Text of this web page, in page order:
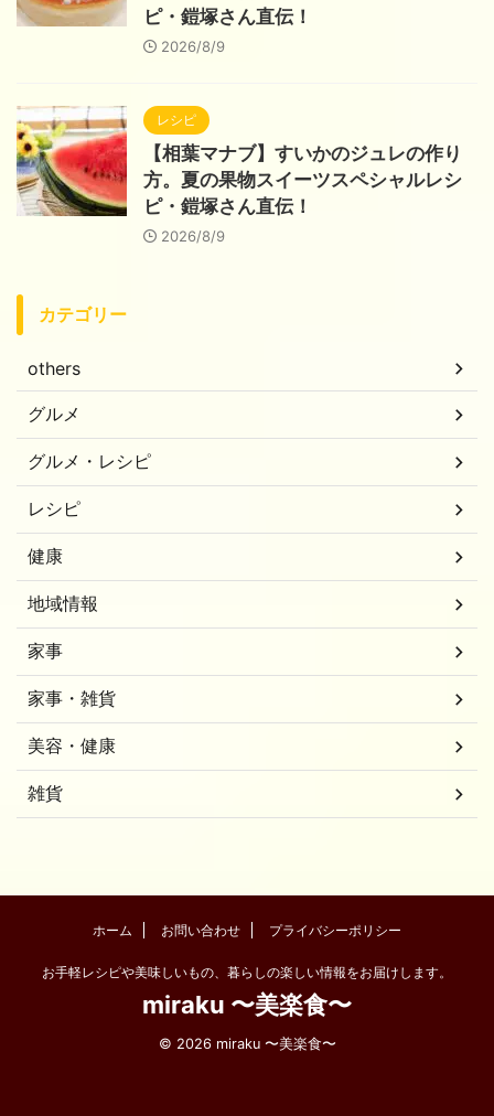
ピ・鎧塚さん直伝！
2026/8/9
レシピ
【相葉マナブ】すいかのジュレの作り
方。夏の果物スイーツスペシャルレシ
ピ・鎧塚さん直伝！
2026/8/9
カテゴリー
others
グルメ
グルメ・レシピ
レシピ
健康
地域情報
家事
家事・雑貨
美容・健康
雑貨
ホーム お問い合わせ プライバシーポリシー
お手軽レシピや美味しいもの、暮らしの楽しい情報をお届けします。
miraku 〜美楽食〜
© 2026 miraku 〜美楽食〜